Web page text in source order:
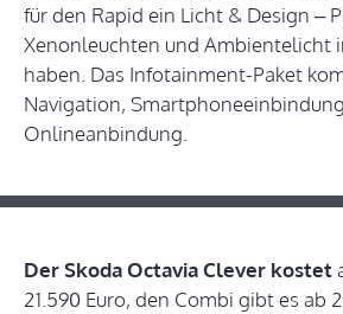
für den Rapid ein Licht & Design –
Xenonleuchten und Ambientelicht
haben. Das Infotainment-Paket
Navigation,
Onlineanbindung.
Der Skoda Octavia Clever kostet
21.590 Euro, den Combi gibt es ab